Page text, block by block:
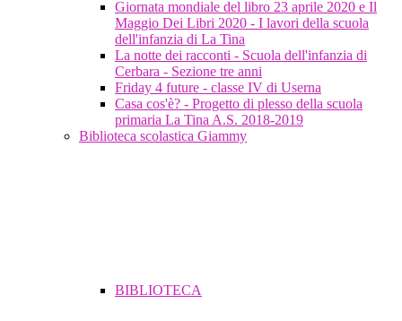
Giornata mondiale del libro 23 aprile 2020 e Il
Maggio Dei Libri 2020 - I lavori della scuola
dell'infanzia di La Tina
La notte dei racconti - Scuola dell'infanzia di
Cerbara - Sezione tre anni
Friday 4 future - classe IV di Userna
Casa cos'è? - Progetto di plesso della scuola
primaria La Tina A.S. 2018-2019
Biblioteca scolastica Giammy
BIBLIOTECA